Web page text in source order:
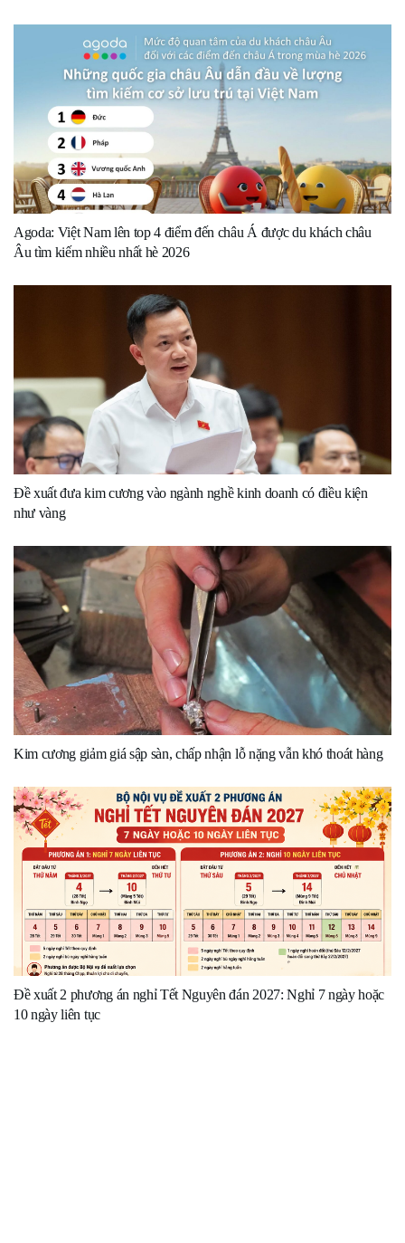
Agoda: Việt Nam lên top 4 điểm đến châu Á được du khách châu
Âu tìm kiếm nhiều nhất hè 2026
Đề xuất đưa kim cương vào ngành nghề kinh doanh có điều kiện
như vàng
Kim cương giảm giá sập sàn, chấp nhận lỗ nặng vẫn khó thoát hàng
Đề xuất 2 phương án nghỉ Tết Nguyên đán 2027: Nghỉ 7 ngày hoặc
10 ngày liên tục